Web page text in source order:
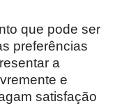
que pode ser
preferências
a
e
satisfação